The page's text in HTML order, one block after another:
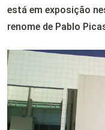
está em exposição
renome de Pablo